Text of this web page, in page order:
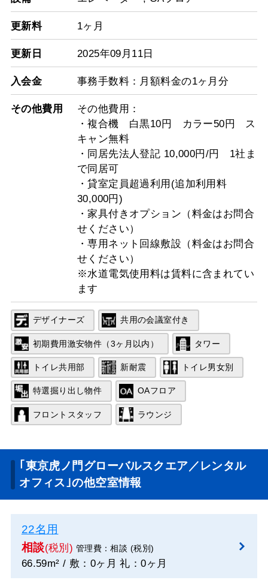
更新料 1ヶ月
更新日 2025年09月11日
入会金 事務手数料：月額料金の1ヶ月分
その他費用
その他費用：
・複合機 白黒10円 カラー50円 ス
キャン無料
・同居先法人登記 10,000円/円 1社ま
で同居可
・貸室定員超過利用(追加利用料
30,000円)
・家具付きオプション（料金はお問合
せください）
・専用ネット回線敷設（料金はお問合
せください）
※水道電気使用料は賃料に含まれてい
ます
デザイナーズ 共用の会議室付き
初期費用激安物件（3ヶ月以内） タワー
トイレ共用部 新耐震 トイレ男女別
特選掘り出し物件 OAフロア
フロントスタッフ ラウンジ
｢東京虎ノ門グローバルスクエア／レンタル
オフィス｣の他空室情報
22名用
相談(税別) 管理費：相談 (税別)
66.59m² / 敷：0ヶ月 礼：0ヶ月